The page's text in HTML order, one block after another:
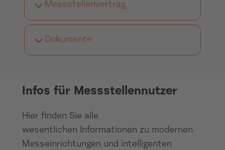
Messstellenvertrag
Dokumente
Infos für Messstellennutzer
Hier finden Sie alle
wesentlichen Informationen zu modernen
Messeinrichtungen und intelligenten